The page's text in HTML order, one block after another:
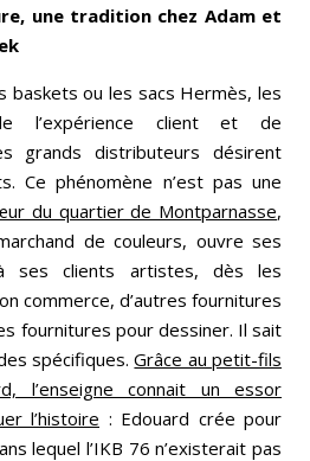
une tradition chez Adam et
baskets ou les sacs Hermès, les
l’expérience client et de
grands distributeurs désirent
Ce phénomène n’est pas une
du quartier de Montparnasse,
de couleurs, ouvre ses
ses clients artistes, dès les
commerce, d’autres fournitures
fournitures pour dessiner. Il sait
spécifiques.Grâce au petit-fils
l’enseigne connait un essor
l’histoire : Edouard crée pour
lequel l’IKB 76 n’existerait pas